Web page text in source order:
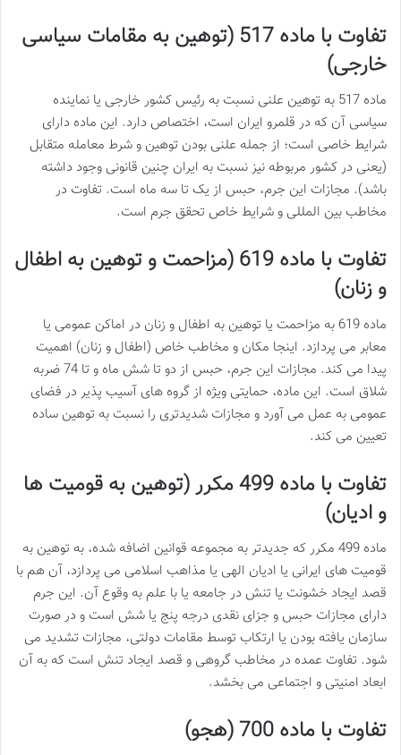
تفاوت با ماده 517 (توهین به مقامات سیاسی
خارجی)
ماده 517 به توهین علنی نسبت به رئیس کشور خارجی یا نماینده
سیاسی آن که در قلمرو ایران است، اختصاص دارد. این ماده دارای
شرایط خاصی است؛ از جمله علنی بودن توهین و شرط معامله متقابل
(یعنی در کشور مربوطه نیز نسبت به ایران چنین قانونی وجود داشته
باشد). مجازات این جرم، حبس از یک تا سه ماه است. تفاوت در
مخاطب بین المللی و شرایط خاص تحقق جرم است.
تفاوت با ماده 619 (مزاحمت و توهین به اطفال
و زنان)
ماده 619 به مزاحمت یا توهین به اطفال و زنان در اماکن عمومی یا
معابر می پردازد. اینجا مکان و مخاطب خاص (اطفال و زنان) اهمیت
پیدا می کند. مجازات این جرم، حبس از دو تا شش ماه و تا 74 ضربه
شلاق است. این ماده، حمایتی ویژه از گروه های آسیب پذیر در فضای
عمومی به عمل می آورد و مجازات شدیدتری را نسبت به توهین ساده
تعیین می کند.
تفاوت با ماده 499 مکرر (توهین به قومیت ها
و ادیان)
ماده 499 مکرر که جدیدتر به مجموعه قوانین اضافه شده، به توهین به
قومیت های ایرانی یا ادیان الهی یا مذاهب اسلامی می پردازد، آن هم با
قصد ایجاد خشونت یا تنش در جامعه یا با علم به وقوع آن. این جرم
دارای مجازات حبس و جزای نقدی درجه پنج یا شش است و در صورت
سازمان یافته بودن یا ارتکاب توسط مقامات دولتی، مجازات تشدید می
شود. تفاوت عمده در مخاطب گروهی و قصد ایجاد تنش است که به آن
ابعاد امنیتی و اجتماعی می بخشد.
تفاوت با ماده 700 (هجو)